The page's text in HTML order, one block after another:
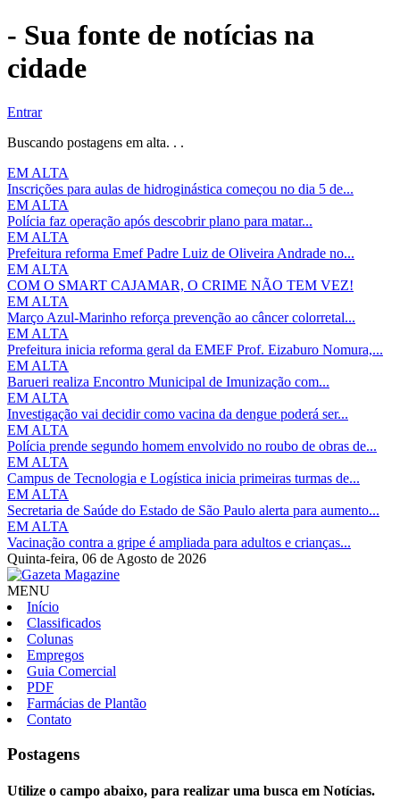
- Sua fonte de notícias na
cidade
Entrar
Buscando postagens em alta. . .
EM ALTA
Inscrições para aulas de hidroginástica começou no dia 5 de...
EM ALTA
Polícia faz operação após descobrir plano para matar...
EM ALTA
Prefeitura reforma Emef Padre Luiz de Oliveira Andrade no...
EM ALTA
COM O SMART CAJAMAR, O CRIME NÃO TEM VEZ!
EM ALTA
Março Azul-Marinho reforça prevenção ao câncer colorretal...
EM ALTA
Prefeitura inicia reforma geral da EMEF Prof. Eizaburo Nomura,...
EM ALTA
Barueri realiza Encontro Municipal de Imunização com...
EM ALTA
Investigação vai decidir como vacina da dengue poderá ser...
EM ALTA
Polícia prende segundo homem envolvido no roubo de obras de...
EM ALTA
Campus de Tecnologia e Logística inicia primeiras turmas de...
EM ALTA
Secretaria de Saúde do Estado de São Paulo alerta para aumento...
EM ALTA
Vacinação contra a gripe é ampliada para adultos e crianças...
Quinta-feira, 06 de Agosto de 2026
MENU
Início
Classificados
Colunas
Empregos
Guia Comercial
PDF
Farmácias de Plantão
Contato
Postagens
Utilize o campo abaixo, para realizar uma busca em Notícias.